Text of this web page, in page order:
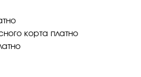
корта платно